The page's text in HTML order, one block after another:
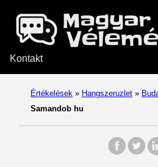
Kontakt
Értékelések » Hangszeruzlet »
Samandob hu